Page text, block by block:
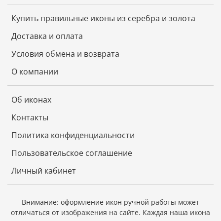
Образы откопированы с авторского списка
методом, получившим одобрение русской
православной церкви.
Размер складня в сложенном виде 36х24 см.
В чем помогает икона Спасителя
От завистливых, злых и хитрых людей.
Приносит мир и благодать в семью.
Дарует силы в трудных ситуациях в быту и на
работе.
Помогает справиться с любой бедой.
Купить правильные иконы из серебра и золота
Доставка и оплата
Условия обмена и возврата
О компании
Об иконах
Контакты
Политика конфиденциальности
Пользовательское соглашение
Личный кабинет
Внимание: оформление икон ручной работы может
отличаться от изображения на сайте. Каждая наша икона